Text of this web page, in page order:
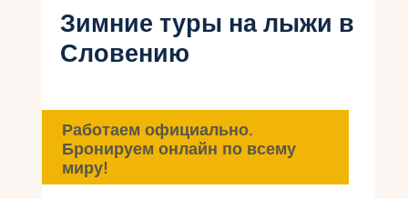
Горящие туры
Типы Туров
Инфо
Блог
Зимние туры на лыжи в
Словению
Работаем официально.
Бронируем онлайн по всему
миру!